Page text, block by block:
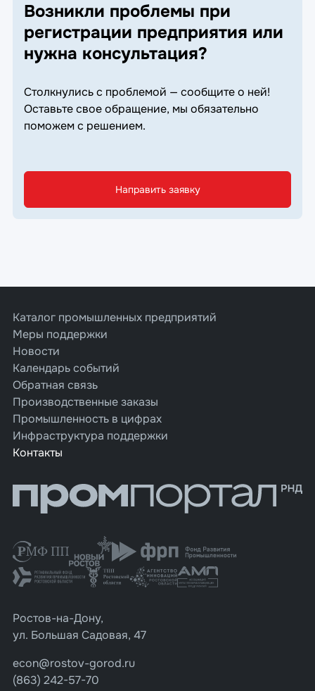
Возникли проблемы при
регистрации предприятия или
нужна консультация?
Столкнулись с проблемой — сообщите о ней!
Оставьте свое обращение, мы обязательно
поможем с решением.
Направить заявку
Каталог промышленных предприятий
Меры поддержки
Новости
Календарь событий
Обратная связь
Производственные заказы
Промышленность в цифрах
Инфраструктура поддержки
Контакты
Ростов-на-Дону,
ул. Большая Садовая, 47
econ@rostov-gorod.ru
(863) 242-57-70